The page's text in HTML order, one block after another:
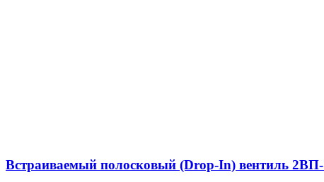
Встраиваемый полосковый (Drop-In) вентиль